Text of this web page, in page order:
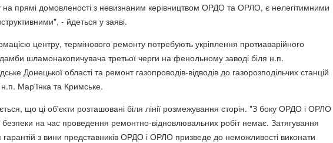
прямі домовленості з невизнаним керівництвом ОРДО та ОРЛО, є нелегітимними
- йдеться у заяві.
центру, термінового ремонту потребують укріплення протиаварійного
шламонакопичувача третьої черги на фенольному заводі біля н.п.
Донецької області та ремонт газопроводів-відводів до газорозподільчих станцій
Мар'їнка та Кримське.
що ці об'єкти розташовані біля лінії розмежування сторін. "З боку ОРДО і ОРЛО
безпеки на час проведення ремонтно-відновлювальних робіт немає. Затягування
з вини представників ОРДО і ОРЛО призведе до неможливості виконати